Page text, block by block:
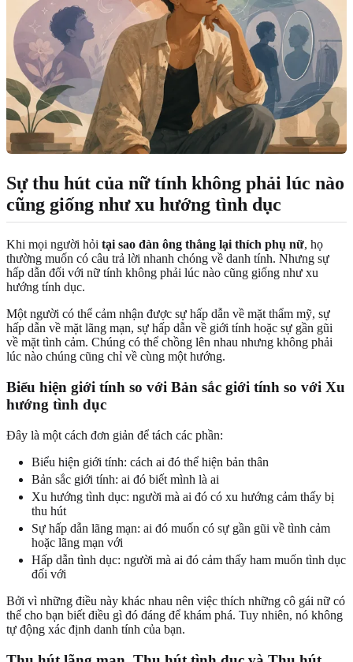
Sự thu hút của nữ tính không phải lúc nào
cũng giống như xu hướng tình dục
Khi mọi người hỏi tại sao đàn ông thẳng lại thích phụ nữ, họ
thường muốn có câu trả lời nhanh chóng về danh tính. Nhưng sự
hấp dẫn đối với nữ tính không phải lúc nào cũng giống như xu
hướng tính dục.
Một người có thể cảm nhận được sự hấp dẫn về mặt thẩm mỹ, sự
hấp dẫn về mặt lãng mạn, sự hấp dẫn về giới tính hoặc sự gần gũi
về mặt tình cảm. Chúng có thể chồng lên nhau nhưng không phải
lúc nào chúng cũng chỉ về cùng một hướng.
Biểu hiện giới tính so với Bản sắc giới tính so với Xu
hướng tình dục
Đây là một cách đơn giản để tách các phần:
Biểu hiện giới tính: cách ai đó thể hiện bản thân
Bản sắc giới tính: ai đó biết mình là ai
Xu hướng tình dục: người mà ai đó có xu hướng cảm thấy bị
thu hút
Sự hấp dẫn lãng mạn: ai đó muốn có sự gần gũi về tình cảm
hoặc lãng mạn với
Hấp dẫn tình dục: người mà ai đó cảm thấy ham muốn tình dục
đối với
Bởi vì những điều này khác nhau nên việc thích những cô gái nữ có
thể cho bạn biết điều gì đó đáng để khám phá. Tuy nhiên, nó không
tự động xác định danh tính của bạn.